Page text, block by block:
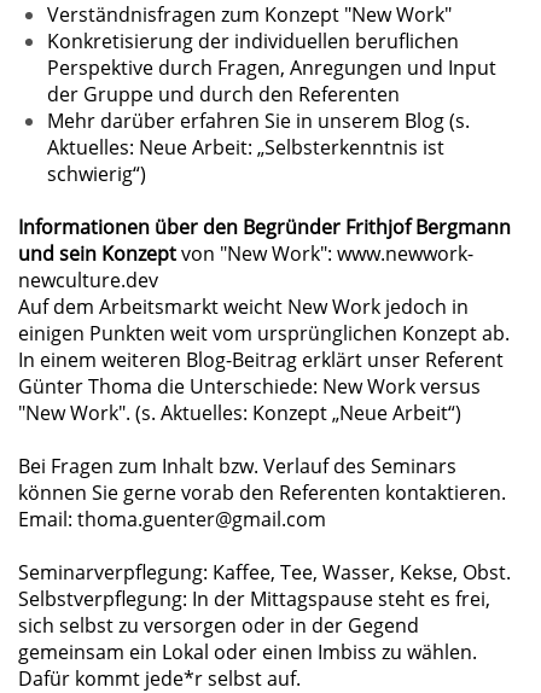
Verständnisfragen zum Konzept "New Work"
Konkretisierung der individuellen beruflichen
Perspektive durch Fragen, Anregungen und Input
der Gruppe und durch den Referenten
Mehr darüber erfahren Sie in unserem Blog (s.
Aktuelles: Neue Arbeit: „Selbsterkenntnis ist
schwierig“)
Informationen über den Begründer Frithjof Bergmann
und sein Konzeptvon "New Work": www.newwork-
newculture.dev
Auf dem Arbeitsmarkt weicht New Work jedoch in
einigen Punkten weit vom ursprünglichen Konzept ab.
In einem weiteren Blog-Beitrag erklärt unser Referent
Günter Thoma die Unterschiede: New Work versus
"New Work". (s. Aktuelles: Konzept „Neue Arbeit“)
Bei Fragen zum Inhalt bzw. Verlauf des Seminars
können Sie gerne vorab den Referenten kontaktieren.
Email: thoma.guenter@gmail.com
Seminarverpflegung: Kaffee, Tee, Wasser, Kekse, Obst.
Selbstverpflegung: In der Mittagspause steht es frei,
sich selbst zu versorgen oder in der Gegend
gemeinsam ein Lokal oder einen Imbiss zu wählen.
Dafür kommt jede*r selbst auf.